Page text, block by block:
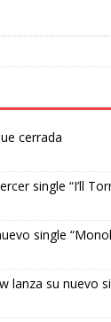
cerrada
single “I’ll
single
lanza su nuevo